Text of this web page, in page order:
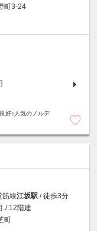
町3-24
好♪人気のノルデ
筋線江坂駅 / 徒歩3分
/ 12階建
町